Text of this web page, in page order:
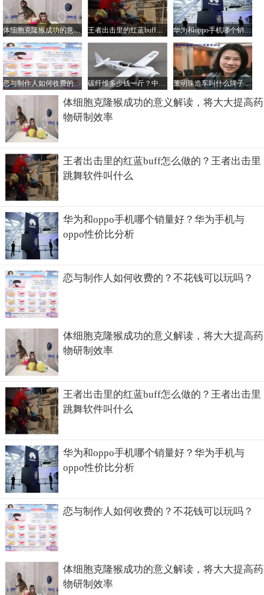
如果车内的人员长时间的接触这种气体，很有可能会导致抵
抗力下降或者肺部变异，如果是婴儿甚至可能会导致畸形
呢。
当然了，如果我们在行车的时候可以保持车内空气流通是可
以预防沥青阻尼片对我们的危害的。另外，还要在车里放一
的汽车长时间的在太阳底下暴晒。还有，在开空调以前，需
要先把车门或者车窗打开。
体细胞克隆猴成功的意义解读，将大大提高药物研制效率 王者出击里的红蓝buff怎么做的？王者出击里跳舞软件叫什么 华为和oppo手机哪个销量好？华为手机与oppo性价比分析
恋与制作人如何收费的？不花钱可以玩吗？ 碳纤维多少钱一斤？中国最好的碳纤维公司是哪家？ 董明珠造车叫什么牌子？她的电动汽车一辆多少钱？
体细胞克隆猴成功的意义解读，将大大提高药
物研制效率
王者出击里的红蓝buff怎么做的？王者出击里
跳舞软件叫什么
华为和oppo手机哪个销量好？华为手机与
oppo性价比分析
恋与制作人如何收费的？不花钱可以玩吗？
体细胞克隆猴成功的意义解读，将大大提高药
物研制效率
王者出击里的红蓝buff怎么做的？王者出击里
跳舞软件叫什么
华为和oppo手机哪个销量好？华为手机与
oppo性价比分析
恋与制作人如何收费的？不花钱可以玩吗？
体细胞克隆猴成功的意义解读，将大大提高药
物研制效率